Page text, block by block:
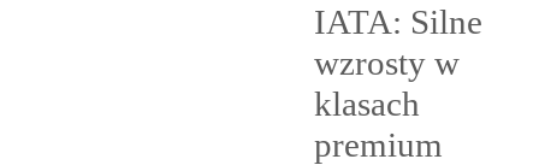
IATA: Silne
wzrosty w
klasach
premium